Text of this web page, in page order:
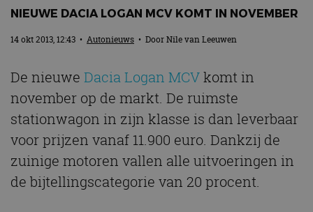
MotorRAI.nl
NIEUWE DACIA LOGAN MCV KOMT IN NOVEMBER
14 okt 2013, 12:43 • Autonieuws • DoorNile van Leeuwen
De nieuwe Dacia Logan MCVkomt in
november op de markt. De ruimste
stationwagon in zijn klasse is dan leverbaar
voor prijzen vanaf 11.900 euro. Dankzij de
zuinige motoren vallen alle uitvoeringen in
de bijtellingscategorie van 20 procent.